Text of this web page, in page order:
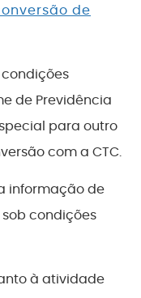
de
de Previdência
para outro
com a CTC.
informação de
condições
à atividade